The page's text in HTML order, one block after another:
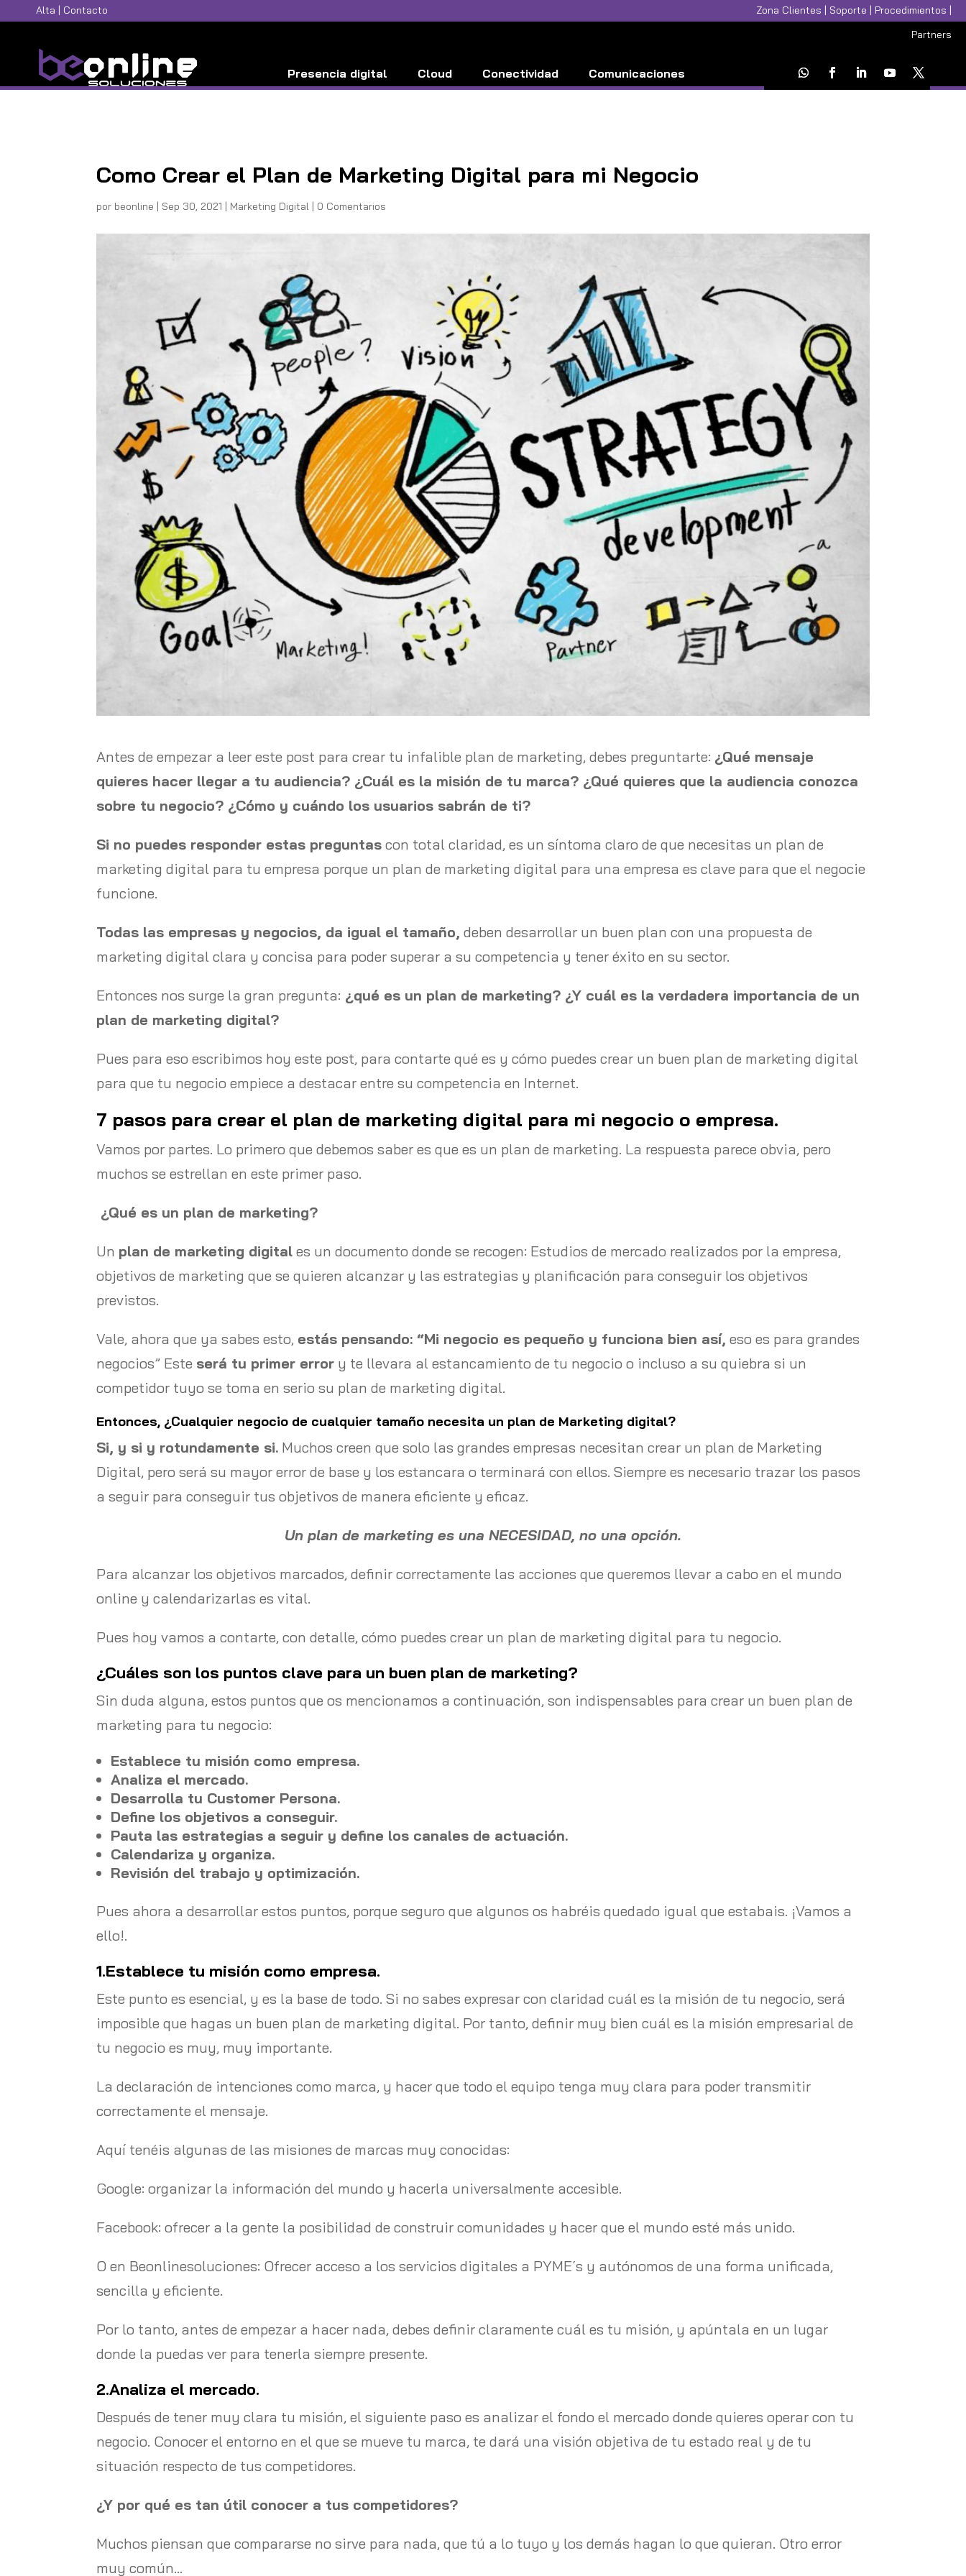
Alta | Contacto Zona Clientes | Soporte | Procedimientos |
Partners
Presencia digital Cloud Conectividad
Comunicaciones
Como Crear el Plan de Marketing Digital para mi Negocio
por beonline | Sep 30, 2021 | Marketing Digital | 0 Comentarios
Antes de empezar a leer este post para crear tu infalible plan de marketing, debes preguntarte: ¿Qué mensaje
quieres hacer llegar a tu audiencia? ¿Cuál es la misión de tu marca? ¿Qué quieres que la audiencia conozca
sobre tu negocio? ¿Cómo y cuándo los usuarios sabrán de ti?
Si no puedes responder estas preguntas con total claridad, es un síntoma claro de que necesitas un plan de
marketing digital para tu empresa porque un plan de marketing digital para una empresa es clave para que el negocie
funcione.
Todas las empresas y negocios, da igual el tamaño, deben desarrollar un buen plan con una propuesta de
marketing digital clara y concisa para poder superar a su competencia y tener éxito en su sector.
Entonces nos surge la gran pregunta: ¿qué es un plan de marketing? ¿Y cuál es la verdadera importancia de un
plan de marketing digital?
Pues para eso escribimos hoy este post, para contarte qué es y cómo puedes crear un buen plan de marketing digital
para que tu negocio empiece a destacar entre su competencia en Internet.
7 pasos para crear el plan de marketing digital para mi negocio o empresa.
Vamos por partes. Lo primero que debemos saber es que es un plan de marketing. La respuesta parece obvia, pero
muchos se estrellan en este primer paso.
¿Qué es un plan de marketing?
Un plan de marketing digital es un documento donde se recogen: Estudios de mercado realizados por la empresa,
objetivos de marketing que se quieren alcanzar y las estrategias y planificación para conseguir los objetivos
previstos.
Vale, ahora que ya sabes esto, estás pensando: “Mi negocio es pequeño y funciona bien así, eso es para grandes
negocios” Este será tu primer error y te llevara al estancamiento de tu negocio o incluso a su quiebra si un
competidor tuyo se toma en serio su plan de marketing digital.
Entonces, ¿Cualquier negocio de cualquier tamaño necesita un plan de Marketing digital?
Si, y si y rotundamente si. Muchos creen que solo las grandes empresas necesitan crear un plan de Marketing
Digital, pero será su mayor error de base y los estancara o terminará con ellos. Siempre es necesario trazar los pasos
a seguir para conseguir tus objetivos de manera eficiente y eficaz.
Un plan de marketing es una NECESIDAD, no una opción.
Para alcanzar los objetivos marcados, definir correctamente las acciones que queremos llevar a cabo en el mundo
online y calendarizarlas es vital.
Pues hoy vamos a contarte, con detalle, cómo puedes crear un plan de marketing digital para tu negocio.
¿Cuáles son los puntos clave para un buen plan de marketing?
Sin duda alguna, estos puntos que os mencionamos a continuación, son indispensables para crear un buen plan de
marketing para tu negocio:
Establece tu misión como empresa.
Analiza el mercado.
Desarrolla tu Customer Persona.
Define los objetivos a conseguir.
Pauta las estrategias a seguir y define los canales de actuación.
Calendariza y organiza.
Revisión del trabajo y optimización.
Pues ahora a desarrollar estos puntos, porque seguro que algunos os habréis quedado igual que estabais. ¡Vamos a
ello!.
1.Establece tu misión como empresa.
Este punto es esencial, y es la base de todo. Si no sabes expresar con claridad cuál es la misión de tu negocio, será
imposible que hagas un buen plan de marketing digital. Por tanto, definir muy bien cuál es la misión empresarial de
tu negocio es muy, muy importante.
La declaración de intenciones como marca, y hacer que todo el equipo tenga muy clara para poder transmitir
correctamente el mensaje.
Aquí tenéis algunas de las misiones de marcas muy conocidas:
Google: organizar la información del mundo y hacerla universalmente accesible.
Facebook: ofrecer a la gente la posibilidad de construir comunidades y hacer que el mundo esté más unido.
O en Beonlinesoluciones: Ofrecer acceso a los servicios digitales a PYME´s y autónomos de una forma unificada,
sencilla y eficiente.
Por lo tanto, antes de empezar a hacer nada, debes definir claramente cuál es tu misión, y apúntala en un lugar
donde la puedas ver para tenerla siempre presente.
2.Analiza el mercado.
Después de tener muy clara tu misión, el siguiente paso es analizar el fondo el mercado donde quieres operar con tu
negocio. Conocer el entorno en el que se mueve tu marca, te dará una visión objetiva de tu estado real y de tu
situación respecto de tus competidores.
¿Y por qué es tan útil conocer a tus competidores?
Muchos piensan que compararse no sirve para nada, que tú a lo tuyo y los demás hagan lo que quieran. Otro error
muy común…